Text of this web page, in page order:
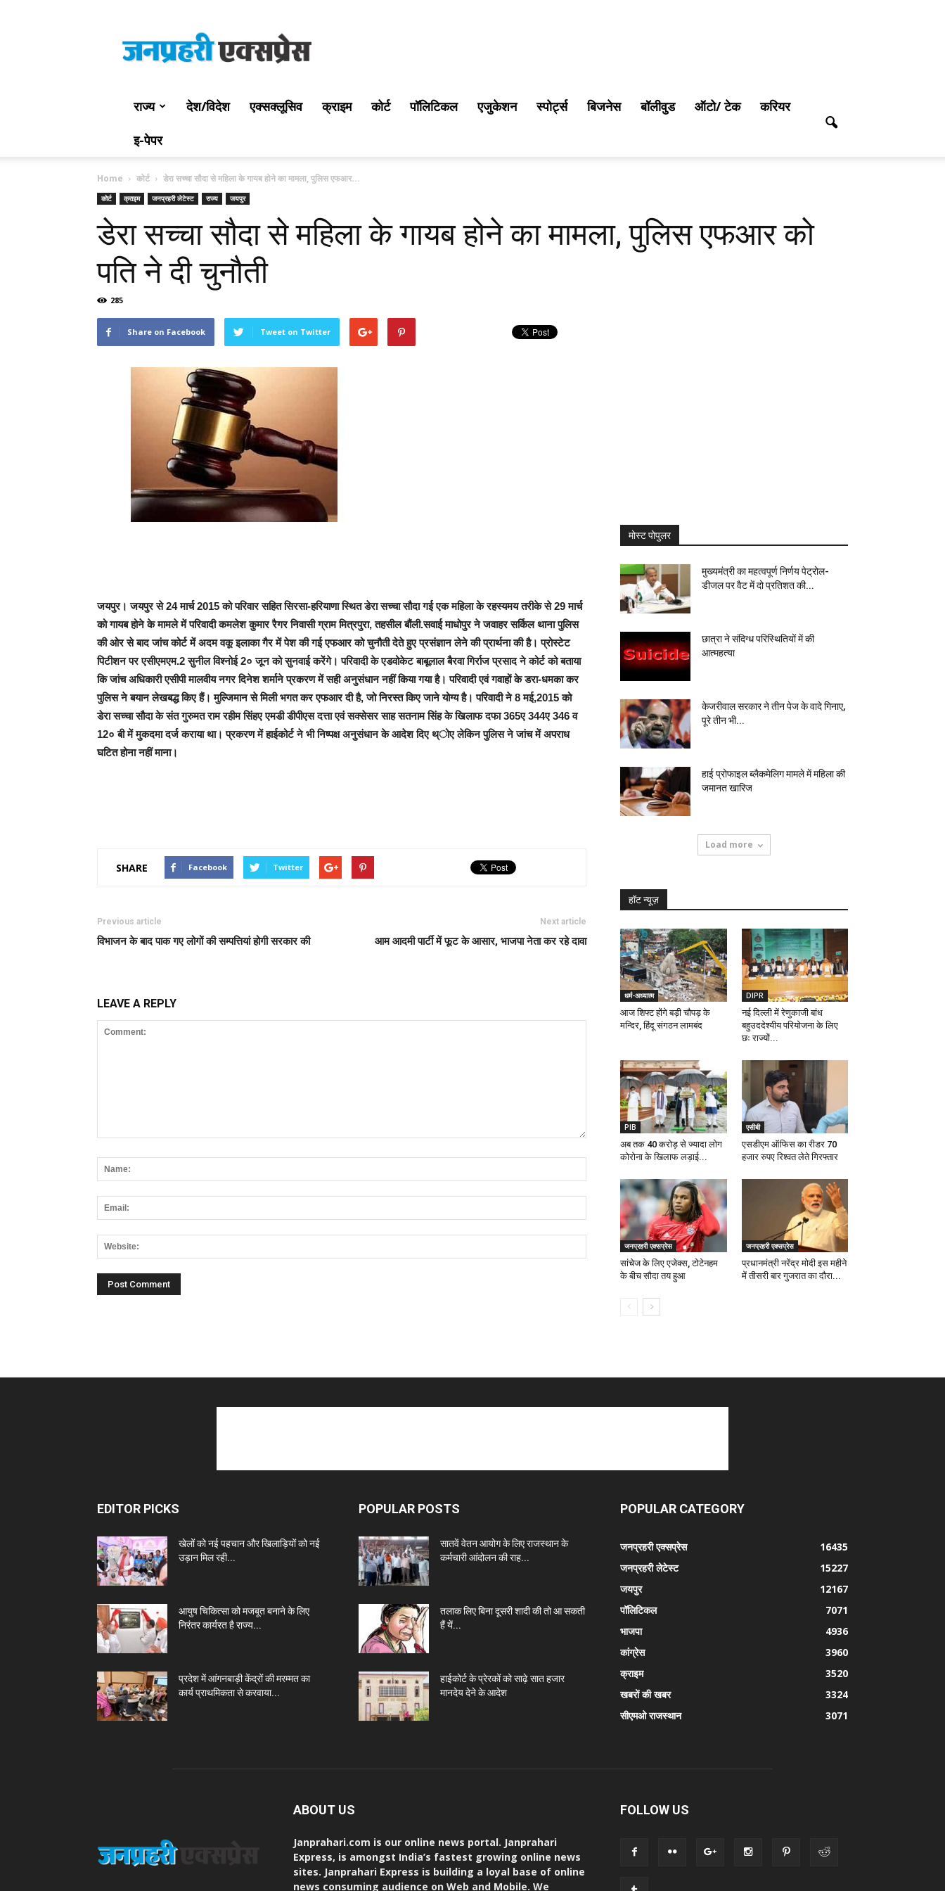
Prahari
Express
राज्य देश/विदेश एक्सक्लूसिव क्राइम कोर्ट पॉलिटिकल एजुकेशन स्पोर्ट्स बिजनेस बॉलीवुड ऑटो/ टेक
करियर
इ-पेपर
Home कोर्ट डेरा सच्चा सौदा से महिला के गायब होने का मामला, पुलिस एफआर...
कोर्ट क्राइम जनप्रहरी लेटेस्ट राज्य जयपुर
डेरा सच्चा सौदा से महिला के गायब होने का मामला, पुलिस एफआर को
पति ने दी चुनौती
285
Share on Facebook Tweet on Twitter
जयपुर। जयपुर से 24 मार्च 2015 को परिवार सहित सिरसा-हरियाणा स्थित डेरा सच्चा सौदा गई एक महिला के रहस्यमय तरीके से 29 मार्च
को गायब होने के मामले में परिवादी कमलेश कुमार रैगर निवासी ग्राम मित्रपुरा, तहसील बौंली.सवाई माधोपुर ने जवाहर सर्किल थाना पुलिस
की ओर से बाद जांच कोर्ट में अदम वकू इलाका गैर में पेश की गई एफआर को चुनौती देते हुए प्रसंज्ञान लेने की प्रार्थना की है। प्रोस्टेट
पिटीशन पर एसीएमएम.2 सुनील विश्नोई 2० जून को सुनवाई करेंगे। परिवादी के एडवोकेट बाबूलाल बैरवा गिर्राज प्रसाद ने कोर्ट को बताया
कि जांच अधिकारी एसीपी मालवीय नगर दिनेश शर्माने प्रकरण में सही अनुसंधान नहीं किया गया है। परिवादी एवं गवाहों के डरा-धमका कर
पुलिस ने बयान लेखबद्ध किए हैं। मुल्जिमान से मिली भगत कर एफआर दी है, जो निरस्त किए जाने योग्य है। परिवादी ने 8 मई,2015 को
डेरा सच्चा सौदा के संत गुरुमत राम रहीम सिंहए एमडी डीपीएस दत्ता एवं सक्सेसर साह सतनाम सिंह के खिलाफ दफा 365ए 344ए 346 व
12० बी में मुकदमा दर्ज कराया था। प्रकरण में हाईकोर्ट ने भी निष्पक्ष अनुसंधान के आदेश दिए थ्ोए लेकिन पुलिस ने जांच में अपराध
घटित होना नहीं माना।
SHARE Facebook Twitter
Previous article
विभाजन के बाद पाक गए लोगों की सम्पत्तियां होगी सरकार की
Next article
आम आदमी पार्टी में फूट के आसार, भाजपा नेता कर रहे दावा
LEAVE A REPLY
मोस्ट पोपुलर
मुख्यमंत्री का महत्वपूर्ण निर्णय पेट्रोल-
डीजल पर वैट में दो प्रतिशत की...
छात्रा ने संदिग्ध परिस्थितियों में की
आत्महत्या
केजरीवाल सरकार ने तीन पेज के वादे गिनाए,
पूरे तीन भी...
हाई प्रोफाइल ब्लैकमेलिग मामले में महिला की
जमानत खारिज
Load more
हॉट न्यूज़
धर्म-अध्यात्म
आज शिफ्ट होंगे बड़ी चौपड़ के
मन्दिर, हिंदू संगठन लामबंद
DIPR
नई दिल्ली में रेणुकाजी बांध
बहुउददेश्यीय परियोजना के लिए
छः राज्यों...
PIB
अब तक 40 करोड़ से ज्‍यादा लोग
कोरोना के खिलाफ लड़ाई...
एसीबी
एसडीएम ऑफिस का रीडर 70
हजार रुपए रिश्वत लेते गिरफ्तार
जनप्रहरी एक्सप्रेस
सांचेज के लिए एजेक्स, टोटेनहम
के बीच सौदा तय हुआ
जनप्रहरी एक्सप्रेस
प्रधानमंत्री नरेंद्र मोदी इस महीने
में तीसरी बार गुजरात का दौरा...
EDITOR PICKS
खेलों को नई पहचान और खिलाड़ियों को नई
उड़ान मिल रही...
आयुष चिकित्सा को मजबूत बनाने के लिए
निरंतर कार्यरत है राज्य...
प्रदेश में आंगनबाड़ी केंद्रों की मरम्मत का
कार्य प्राथमिकता से करवाया...
POPULAR POSTS
सातवें वेतन आयोग के लिए राजस्थान के
कर्मचारी आंदोलन की राह...
तलाक लिए बिना दूसरी शादी की तो आ सकती
हैं यें...
हाईकोर्ट के प्रेरकों को साढ़े सात हजार
मानदेय देने के आदेश
POPULAR CATEGORY
जनप्रहरी एक्सप्रेस
16435
जनप्रहरी लेटेस्ट
15227
जयपुर
12167
पॉलिटिकल
7071
भाजपा
4936
कांग्रेस
3960
क्राइम
3520
खबरों की खबर
3324
सीएमओ राजस्थान
3071
ABOUT US
Janprahari.com is our online news portal. Janprahari
Express, is amongst India’s fastest growing online news
sites. Janprahari Express is building a loyal base of online
news consuming audience on Web and Mobile. We
FOLLOW US